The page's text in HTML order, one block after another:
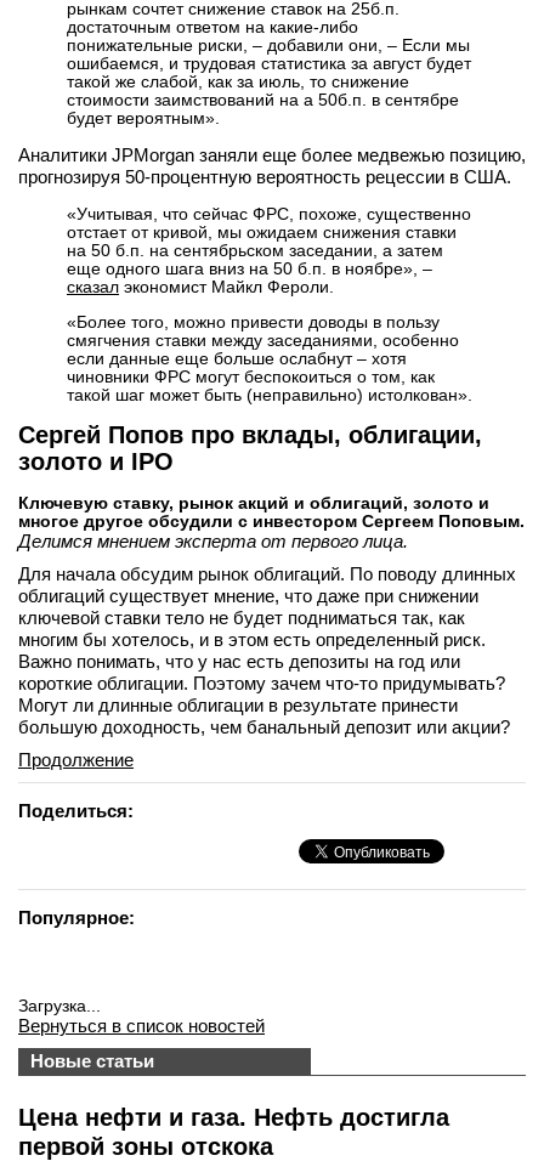
рынкам сочтет снижение ставок на 25б.п.
достаточным ответом на какие-либо
понижательные риски, – добавили они, – Если мы
ошибаемся, и трудовая статистика за август будет
такой же слабой, как за июль, то снижение
стоимости заимствований на a 50б.п. в сентябре
будет вероятным».
Аналитики JPMorgan заняли еще более медвежью позицию,
прогнозируя 50-процентную вероятность рецессии в США.
«Учитывая, что сейчас ФРС, похоже, существенно
отстает от кривой, мы ожидаем снижения ставки
на 50 б.п. на сентябрьском заседании, а затем
еще одного шага вниз на 50 б.п. в ноябре», –
сказал экономист Майкл Фероли.
«Более того, можно привести доводы в пользу
смягчения ставки между заседаниями, особенно
если данные еще больше ослабнут – хотя
чиновники ФРС могут беспокоиться о том, как
такой шаг может быть (неправильно) истолкован».
Сергей Попов про вклады, облигации,
золото и IPO
Ключевую ставку, рынок акций и облигаций, золото и
многое другое обсудили с инвестором Сергеем Поповым.
Делимся мнением эксперта от первого лица.
Для начала обсудим рынок облигаций. По поводу длинных
облигаций существует мнение, что даже при снижении
ключевой ставки тело не будет подниматься так, как
многим бы хотелось, и в этом есть определенный риск.
Важно понимать, что у нас есть депозиты на год или
короткие облигации. Поэтому зачем что-то придумывать?
Могут ли длинные облигации в результате принести
большую доходность, чем банальный депозит или акции?
Продолжение
Поделиться:
Популярное:
Загрузка...
Вернуться в список новостей
Новые статьи
Цена нефти и газа. Нефть достигла
первой зоны отскока